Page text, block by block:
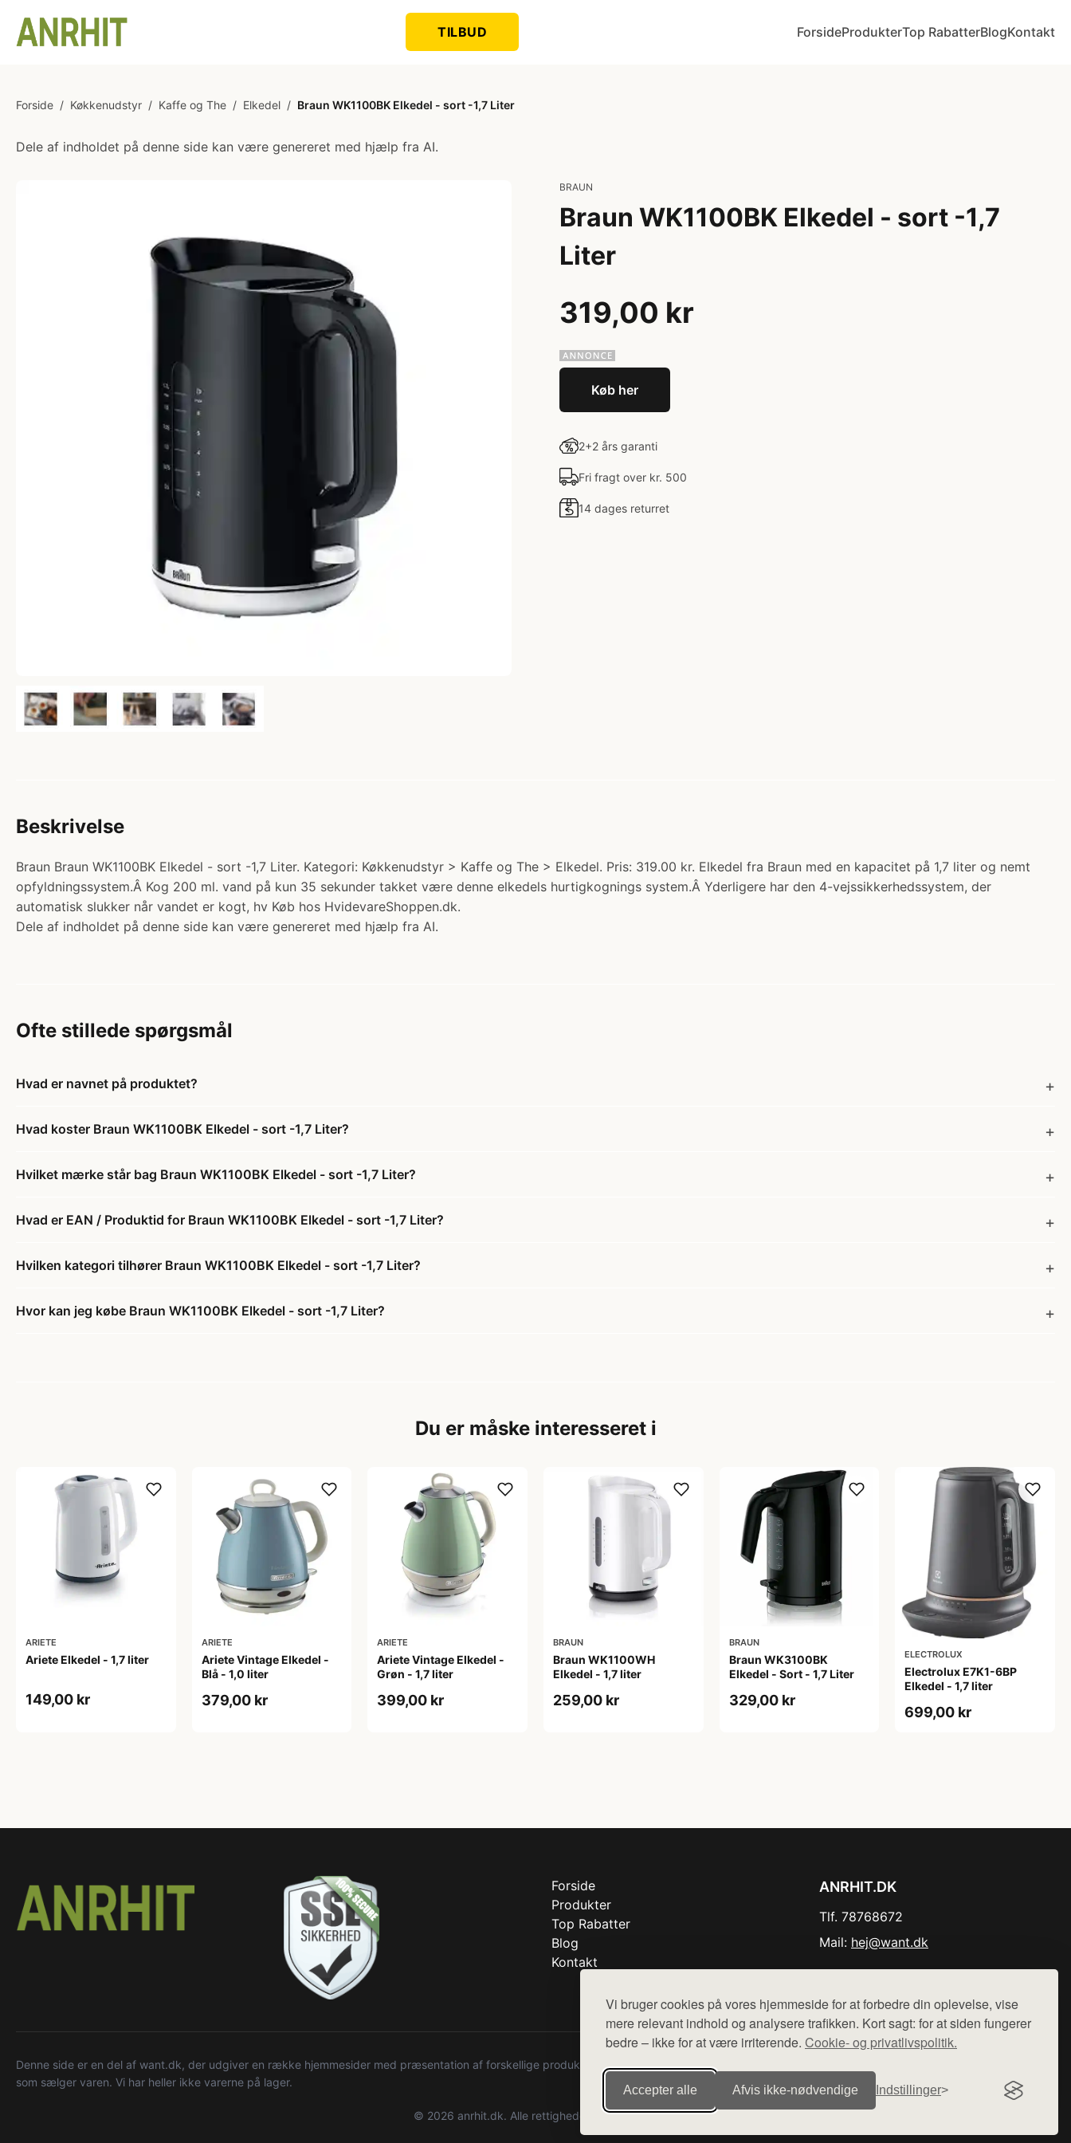
Vi bruger cookies på vores hjemmeside for at forbedre din oplevelse, vise
mere relevant indhold og analysere trafikken. Kort sagt: for at siden fungerer
bedre – ikke for at være irriterende. Cookie- og privatlivspolitik.
Accepter alle Afvis ikke‑nødvendige Indstillinger
TILBUD ForsideProdukterTop RabatterBlogKontakt
Forside / Køkkenudstyr / Kaffe og The / Elkedel / Braun WK1100BK Elkedel - sort -1,7 Liter
Dele af indholdet på denne side kan være genereret med hjælp fra AI.
BRAUN
Braun WK1100BK Elkedel - sort -1,7
Liter
319,00 kr
Køb her
2+2 års garanti
Fri fragt over kr. 500
14 dages returret
Beskrivelse
Braun Braun WK1100BK Elkedel - sort -1,7 Liter. Kategori: Køkkenudstyr > Kaffe og The > Elkedel. Pris: 319.00 kr. Elkedel fra Braun med en kapacitet på 1,7 liter og nemt
opfyldningssystem.Â Kog 200 ml. vand på kun 35 sekunder takket være denne elkedels hurtigkognings system.Â Yderligere har den 4-vejssikkerhedssystem, der
automatisk slukker når vandet er kogt, hv Køb hos HvidevareShoppen.dk.
Dele af indholdet på denne side kan være genereret med hjælp fra AI.
Ofte stillede spørgsmål
Hvad er navnet på produktet?
Hvad koster Braun WK1100BK Elkedel - sort -1,7 Liter?
Hvilket mærke står bag Braun WK1100BK Elkedel - sort -1,7 Liter?
Hvad er EAN / Produktid for Braun WK1100BK Elkedel - sort -1,7 Liter?
Hvilken kategori tilhører Braun WK1100BK Elkedel - sort -1,7 Liter?
Hvor kan jeg købe Braun WK1100BK Elkedel - sort -1,7 Liter?
Du er måske interesseret i
ARIETE
Ariete Elkedel - 1,7 liter
149,00 kr
ARIETE
Ariete Vintage Elkedel -
Blå - 1,0 liter
379,00 kr
ARIETE
Ariete Vintage Elkedel -
Grøn - 1,7 liter
399,00 kr
BRAUN
Braun WK1100WH
Elkedel - 1,7 liter
259,00 kr
BRAUN
Braun WK3100BK
Elkedel - Sort - 1,7 Liter
329,00 kr
ELECTROLUX
Electrolux E7K1-6BP
Elkedel - 1,7 liter
699,00 kr
Forside
Produkter
Top Rabatter
Blog
Kontakt
ANRHIT.DK
Tlf. 78768672
Mail: hej@want.dk
Denne side er en del af want.dk, der udgiver en række hjemmesider med præsentation af forskellige produkter fra diverse webshops. Der sælges ikke varer fra denne side - vi henviser til de shops,
som sælger varen. Vi har heller ikke varerne på lager.
© 2026 anrhit.dk. Alle rettigheder forbeholdes.